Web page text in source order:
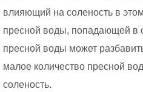
влияющий на соленость в
пресной воды, попадающей в
пресной воды может
малое количество пресной
соленость.